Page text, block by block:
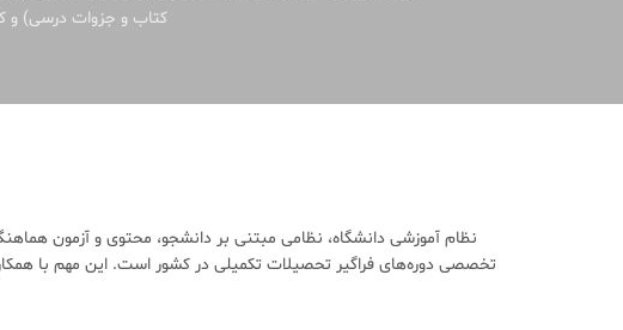
کتاب و جزوات درسی) و
نظام آموزشی دانشگاه، نظامی مبتنی بر دانشجو، محتوی و آزمون
تخصصی دوره‌های فراگیر تحصیلات تکمیلی در کشور است. این مهم با